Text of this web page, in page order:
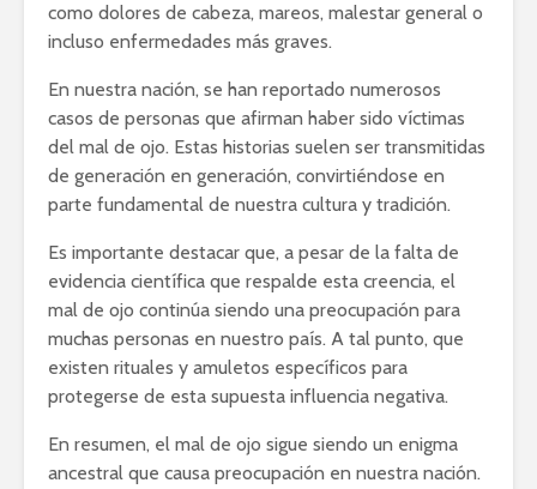
como dolores de cabeza, mareos, malestar general o
incluso enfermedades más graves.
En nuestra nación, se han reportado numerosos
casos de personas que afirman haber sido víctimas
del mal de ojo. Estas historias suelen ser transmitidas
de generación en generación, convirtiéndose en
parte fundamental de nuestra cultura y tradición.
Es importante destacar que, a pesar de la falta de
evidencia científica que respalde esta creencia, el
mal de ojo continúa siendo una preocupación para
muchas personas en nuestro país. A tal punto, que
existen rituales y amuletos específicos para
protegerse de esta supuesta influencia negativa.
En resumen, el mal de ojo sigue siendo un enigma
ancestral que causa preocupación en nuestra nación.